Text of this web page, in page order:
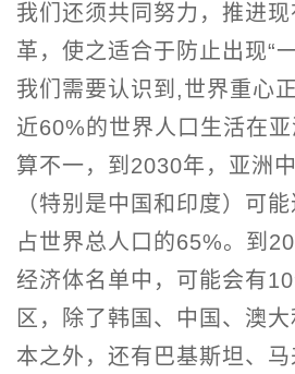
我们还须共同努力，推进
革，使之适合于防止出现“
我们需要认识到,世界重心
近60%的世界人口生活在
算不一，到2030年，亚洲
（特别是中国和印度）可
占世界总人口的65%。到
经济体名单中，可能会有
区，除了韩国、中国、澳
本之外，还有巴基斯坦、马